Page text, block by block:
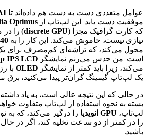
عوامل متعددی دست به دست هم داده‌اند تا
موفقیت دست یابد. این لپ‌تاپ از Optimus
که کارت گرافیک مجزا (discrete GPU) را در
نیازی نیست، خاموش می‌کند. این کار را به
محول می‌کند، که تراشه‌ای کم‌مصرف برای
است. من حدس می‌زنم نمایشگر IPS LCD
می‌کند، زیرا باید کمتر از نمایشگر OLED با
یک لپ‌تاپ گیمینگ گران‌تر پیدا می‌کنید،
در حالی که این نتیجه عالی است، به یاد
بسته به نحوه استفاده از لپ‌تاپ متفاوت
لپ‌تاپ، GPU انویدیا
را درگیر می‌کند، که به
را در کمتر از دو ساعت تخلیه کند، اگر در
باشید.